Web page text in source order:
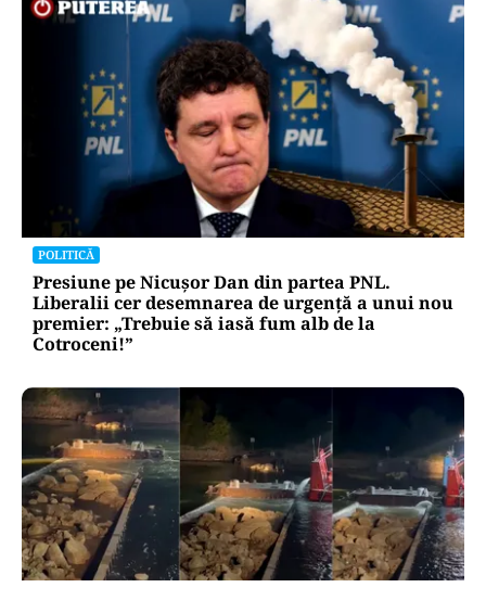
POLITICĂ
Presiune pe Nicușor Dan din partea PNL.
Liberalii cer desemnarea de urgență a unui nou
premier: „Trebuie să iasă fum alb de la
Cotroceni!”